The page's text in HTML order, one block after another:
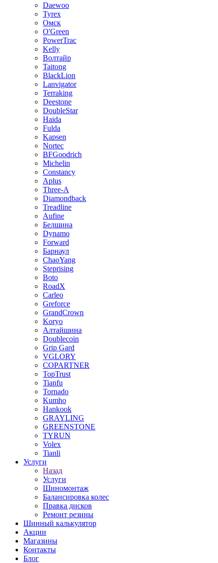
Daewoo
Tyrex
Омск
O'Green
PowerTrac
Kelly
Волтайр
Taitong
BlackLion
Lanvigator
Terraking
Deestone
DoubleStar
Haida
Fulda
Kapsen
Nortec
BFGoodrich
Michelin
Constancy
Aplus
Three-A
Diamondback
Treadline
Aufine
Белшина
Dynamo
Forward
Барнаул
ChaoYang
Steprising
Boto
RoadX
Carleo
Greforce
GrandCrown
Koryo
Алтайшина
Doublecoin
Grip Gard
VGLORY
COPARTNER
TopTrust
Tianfu
Tornado
Kumho
Hankook
GRAYLING
GREENSTONE
TYRUN
Volex
Tianli
Услуги
Назад
Услуги
Шиномонтаж
Балансировка колес
Правка дисков
Ремонт резины
Шинный калькулятор
Акции
Магазины
Контакты
Блог